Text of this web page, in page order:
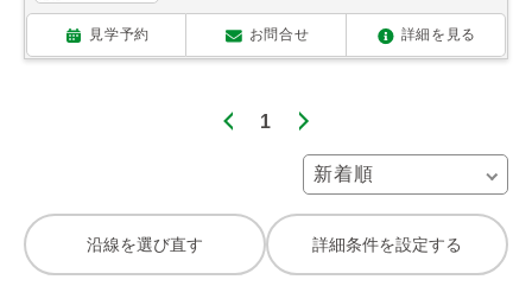
見学予約 お問合せ 詳細を見る
1
沿線を選び直す 詳細条件を設定する